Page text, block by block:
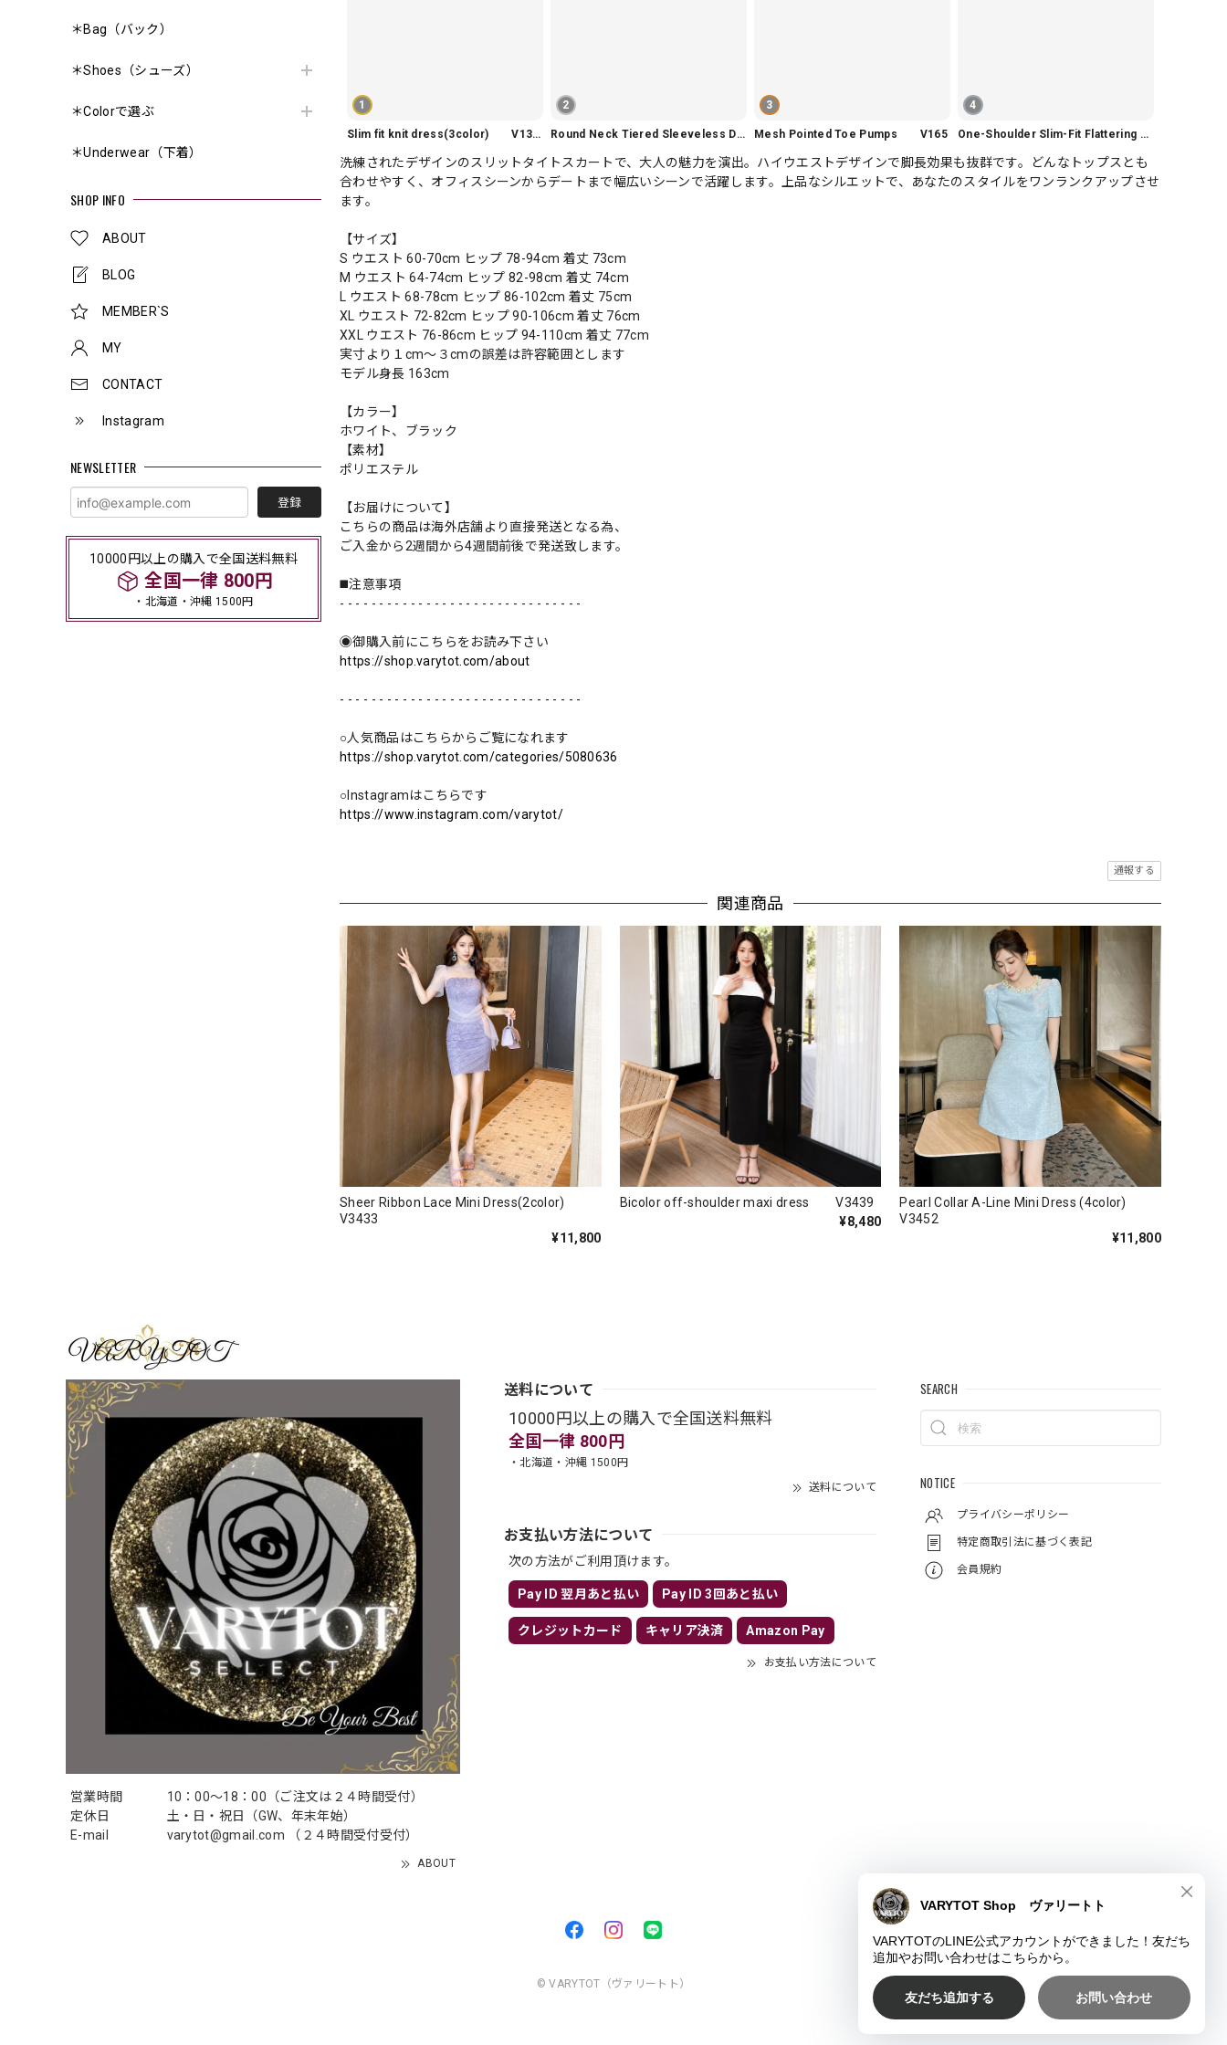
＊Bag（バック）
＊Shoes（シューズ）
＊Colorで選ぶ
＊Underwear（下着）
SHOP INFO
ABOUT
BLOG
MEMBER`S
MY
CONTACT
Instagram
NEWSLETTER
登録
10000円以上の購入で全国送料無料
全国一律 800円
・北海道・沖縄 1500円
1
Slim fit knit dress(3color) V1330
2
Round Neck Tiered Sleeveless Dress V2290
3
Mesh Pointed Toe Pumps V165
4
One-Shoulder Slim-Fit Flattering Mermaid Skirt Dress V2295
洗練されたデザインのスリットタイトスカートで、大人の魅力を演出。ハイウエストデザインで脚長効果も抜群です。どんなトップスとも
合わせやすく、オフィスシーンからデートまで幅広いシーンで活躍します。上品なシルエットで、あなたのスタイルをワンランクアップさせ
ます。
【サイズ】
S ウエスト 60-70cm ヒップ 78-94cm 着丈 73cm
M ウエスト 64-74cm ヒップ 82-98cm 着丈 74cm
L ウエスト 68-78cm ヒップ 86-102cm 着丈 75cm
XL ウエスト 72-82cm ヒップ 90-106cm 着丈 76cm
XXL ウエスト 76-86cm ヒップ 94-110cm 着丈 77cm
実寸より１cm〜３cmの誤差は許容範囲とします
モデル身長 163cm
【カラー】
ホワイト、ブラック
【素材】
ポリエステル
【お届けについて】
こちらの商品は海外店舗より直接発送となる為、
ご入金から2週間から4週間前後で発送致します。
◼️注意事項
- - - - - - - - - - - - - - - - - - - - - - - - - - - - - - -
◉御購入前にこちらをお読み下さい
https://shop.varytot.com/about
- - - - - - - - - - - - - - - - - - - - - - - - - - - - - - -
○人気商品はこちらからご覧になれます
https://shop.varytot.com/categories/5080636
○Instagramはこちらです
https://www.instagram.com/varytot/
通報する
関連商品
Sheer Ribbon Lace Mini Dress(2color)
V3433
¥11,800
Bicolor off-shoulder maxi dress V3439
¥8,480
Pearl Collar A-Line Mini Dress (4color)
V3452
¥11,800
営業時間
10：00〜18：00（ご注文は２４時間受付）
定休日
土・日・祝日（GW、年末年始）
E-mail
varytot@gmail.com （２４時間受付受付）
ABOUT
送料について
10000円以上の購入で全国送料無料
全国一律 800円
・北海道・沖縄 1500円
送料について
お支払い方法について
次の方法がご利用頂けます。
Pay ID 翌月あと払い Pay ID 3回あと払い
クレジットカード キャリア決済 Amazon Pay
お支払い方法について
SEARCH
NOTICE
プライバシーポリシー
特定商取引法に基づく表記
会員規約
© VARYTOT（ヴァリートト）